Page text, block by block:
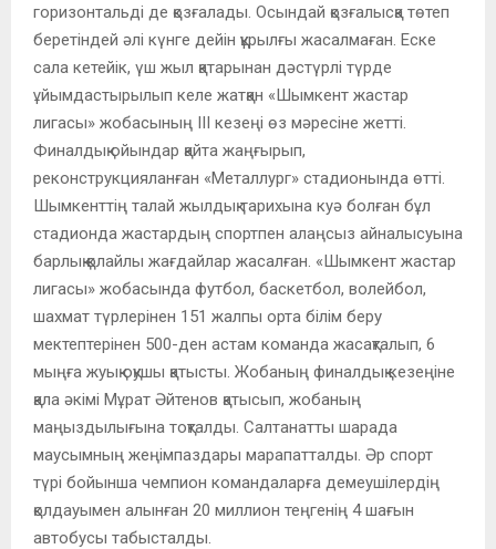
горизонтальді де қозғалады. Осындай қозғалысқа төтеп
беретіндей әлі күнге дейін құрылғы жасалмаған. Еске
сала кетейік, үш жыл қатарынан дәстүрлі түрде
ұйымдастырылып келе жатқан «Шымкент жастар
лигасы» жобасының ІІІ кезеңі өз мәресіне жетті.
Финалдық ойындар қайта жаңғырып,
реконструкцияланған «Металлург» стадионында өтті.
Шымкенттің талай жылдық тарихына куә болған бұл
стадионда жастардың спортпен алаңсыз айналысуына
барлық қолайлы жағдайлар жасалған. «Шымкент жастар
лигасы» жобасында футбол, баскетбол, волейбол,
шахмат түрлерінен 151 жалпы орта білім беру
мектептерінен 500-ден астам команда жасақталып, 6
мыңға жуық оқушы қатысты. Жобаның финалдық кезеңіне
қала әкімі Мұрат Әйтенов қатысып, жобаның
маңыздылығына тоқталды. Салтанатты шарада
маусымның жеңімпаздары марапатталды. Әр спорт
түрі бойынша чемпион командаларға демеушілердің
қолдауымен алынған 20 миллион теңгенің 4 шағын
автобусы табысталды.